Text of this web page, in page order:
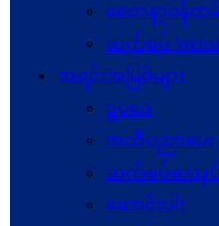
စေတနာ့ဝန်ထ
ဆက်စပ်
အရင်းအမြစ်များ
ဥပဒေ
အသိပညာပေး
ဆက်စပ်စာအုပ်
ဆောင်းပါး